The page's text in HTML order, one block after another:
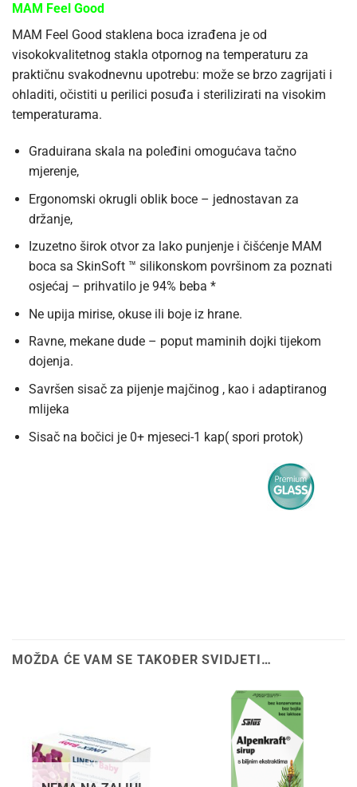
MAM Feel Good
MAM Feel Good staklena boca izrađena je od
visokokvalitetnog stakla otpornog na temperaturu za
praktičnu svakodnevnu upotrebu: može se brzo zagrijati i
ohladiti, očistiti u perilici posuđa i sterilizirati na visokim
temperaturama.
Graduirana skala na poleđini omogućava tačno
mjerenje,
Ergonomski okrugli oblik boce – jednostavan za
držanje,
Izuzetno širok otvor za lako punjenje i čišćenje MAM
boca sa SkinSoft ™ silikonskom površinom za poznati
osjećaj – prihvatilo je 94% beba *
Ne upija mirise, okuse ili boje iz hrane.
Ravne, mekane dude – poput maminih dojki tijekom
dojenja.
Savršen sisač za pijenje majčinog , kao i adaptiranog
mlijeka
Sisač na bočici je 0+ mjeseci-1 kap( spori protok)
MOŽDA ĆE VAM SE TAKOĐER SVIDJETI…